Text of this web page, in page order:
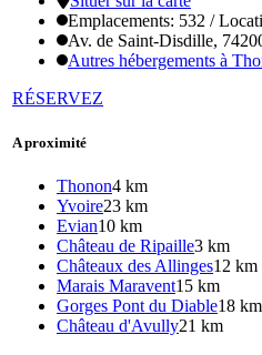
Emplacements: 532 /
Av. de Saint-Disdille,
Autres hébergements à
RÉSERVEZ
A proximité
Thonon4 km
Yvoire23 km
Evian10 km
Château de Ripaille3 km
Châteaux des Allinges12 km
Marais Maravent15 km
Gorges Pont du Diable18 km
Château d'Avully21 km